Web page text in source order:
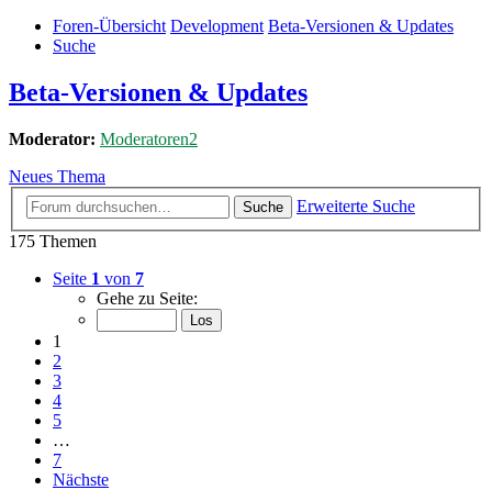
Foren-Übersicht Development Beta-Versionen & Updates
Suche
Beta-Versionen & Updates
Moderator: Moderatoren2
Neues Thema
Suche
Erweiterte Suche
175 Themen
Seite 1 von 7
Gehe zu Seite:
1
2
3
4
5
…
7
Nächste